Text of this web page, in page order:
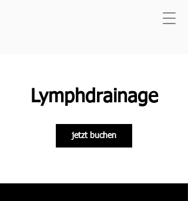
Lymphdrainage
jetzt buchen